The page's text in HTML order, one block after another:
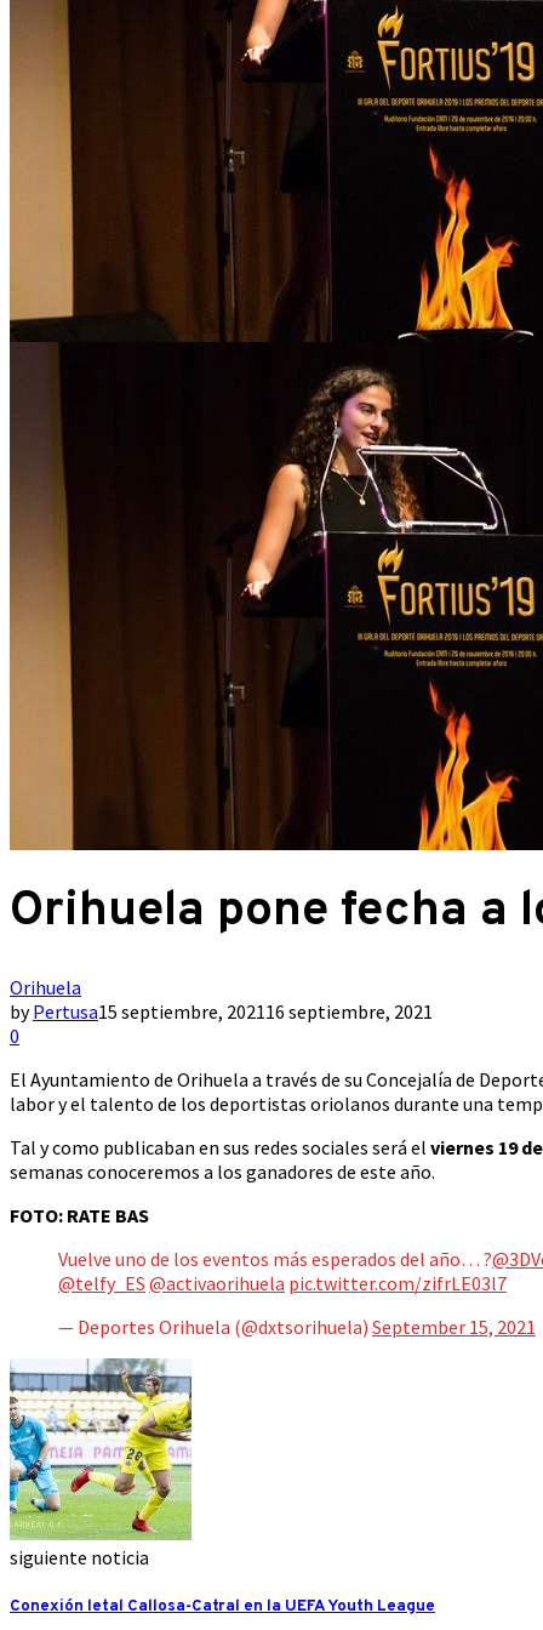
Orihuela pone fecha a
Orihuela
byPertusa15 septiembre, 202116 septiembre, 2021
0
El Ayuntamiento de Orihuela a través de su Concejalía de
labor y el talento de los deportistas oriolanos durante una
Tal y como publicaban en sus redes sociales será el viernes 19
semanas conoceremos a los ganadores de este año.
FOTO: RATE BAS
Vuelve uno de los eventos más esperados del año… ?
@telfy_ES @activaorihuela pic.twitter.com/zifrLE03l7
— Deportes Orihuela (@dxtsorihuela) September 15, 2021
siguiente noticia
Conexión letal Callosa-Catral en la UEFA Youth League